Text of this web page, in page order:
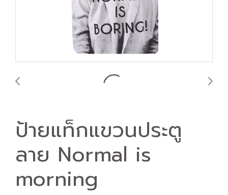
ป้ายแท็กแขวนประตู
ลาย Normal is
morning